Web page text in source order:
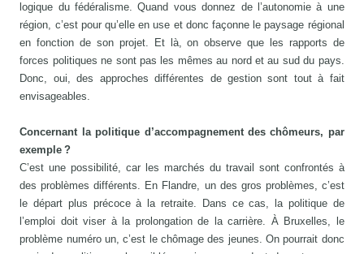
logique du fédéralisme. Quand vous donnez de l’autonomie à une
région, c’est pour qu’elle en use et donc façonne le paysage régional
en fonction de son projet. Et là, on observe que les rapports de
forces politiques ne sont pas les mêmes au nord et au sud du pays.
Donc, oui, des approches différentes de gestion sont tout à fait
envisageables.
Concernant la politique d’accompagnement des chômeurs, par
exemple ?
C’est une possibilité, car les marchés du travail sont confrontés à
des problèmes différents. En Flandre, un des gros problèmes, c’est
le départ plus précoce à la retraite. Dans ce cas, la politique de
l’emploi doit viser à la prolongation de la carrière. À Bruxelles, le
problème numéro un, c’est le chômage des jeunes. On pourrait donc